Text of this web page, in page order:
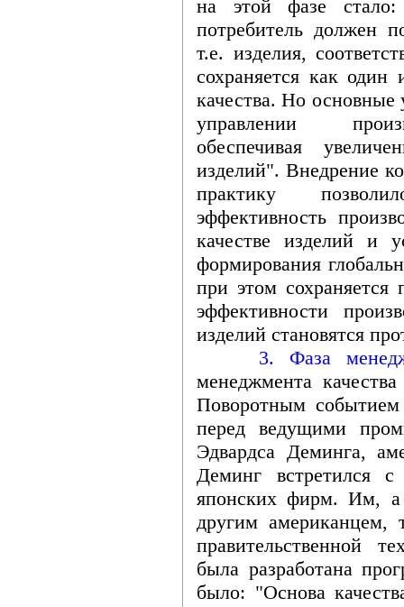
на этой фазе стало:
потребитель должен
т.е. изделия,
сохраняется как один
качества. Но основные
управлении
обеспечивая
изделий". Внедрение
практику
эффективность
качестве изделий и
формирования
при этом
эффективности
изделий становятся
3. Фаза
менеджмента
Поворотным
перед ведущими
Эдвардса Деминга,
Деминг встретился
японских фирм. Им,
другим американцем,
правительственной
была разработана
было: "Основа